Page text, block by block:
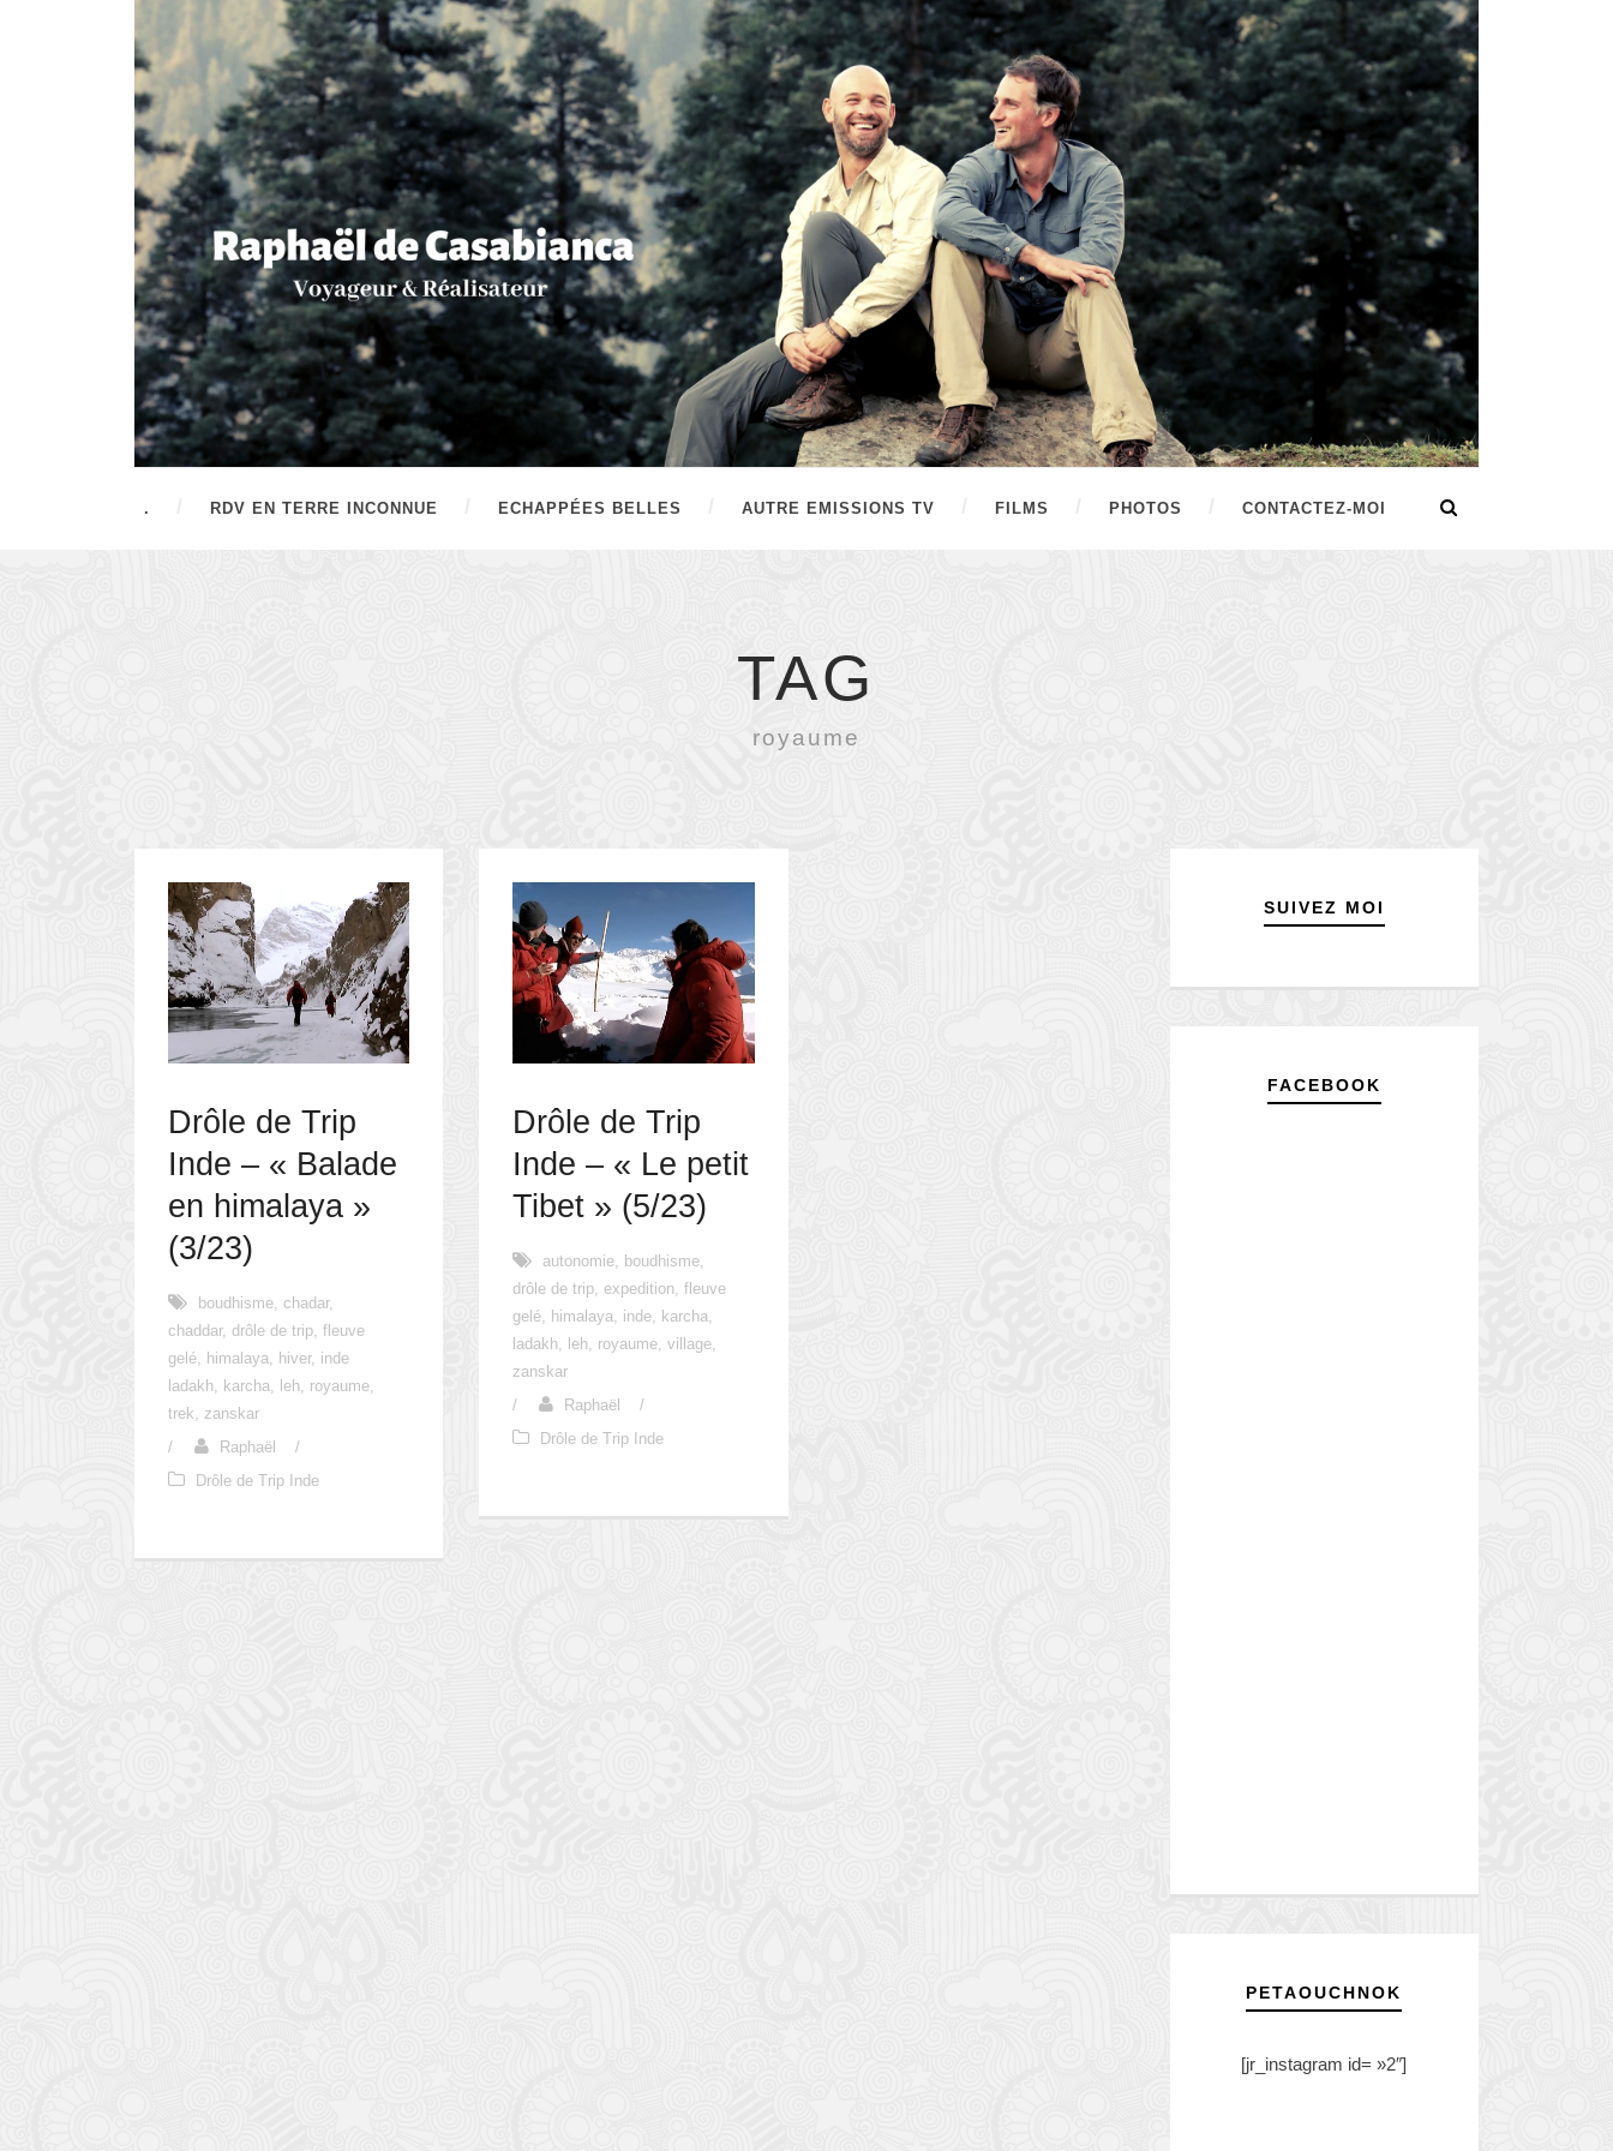
. RDV EN TERRE INCONNUE ECHAPPÉES BELLES AUTRE EMISSIONS TV FILMS PHOTOS CONTACTEZ-MOI
TAG
royaume
Drôle de Trip
Inde – « Balade
en himalaya »
(3/23)
boudhisme chadar,
chaddar, drôle de trip fleuve
gelé
himalaya hiver, inde
ladakh
karcha leh royaume
trek
zanskar
/
Raphaël
/
Drôle de Trip Inde
Drôle de Trip
Inde – « Le petit
Tibet » (5/23)
autonomie boudhisme
drôle de trip expedition fleuve
gelé
himalaya inde karcha
ladakh
leh royaume village
zanskar
/
Raphaël
/
Drôle de Trip Inde
SUIVEZ MOI
FACEBOOK
PETAOUCHNOK
[jr_instagram id= »2″]